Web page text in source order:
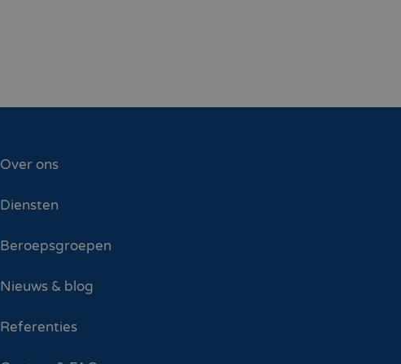
Over ons
Diensten
Beroepsgroepen
Nieuws & blog
Referenties